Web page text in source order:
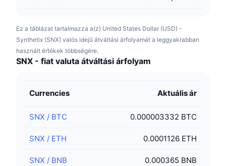
Ez a táblázat tartalmazza a(z) United States Dollar (USD) -
Synthetix (SNX) valós idejű átváltási árfolyamát a leggyakrabban
használt értékek többségére.
SNX - fiat valuta átváltási árfolyam
Currencies Aktuális ár
SNX / BTC 0.000003332 BTC
SNX / ETH 0.0001126 ETH
SNX / BNB 0.000365 BNB